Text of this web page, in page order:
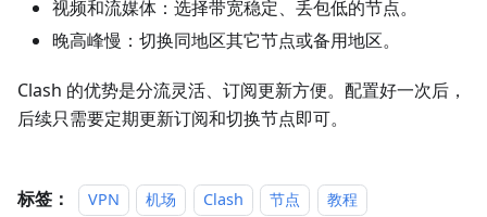
视频和流媒体：选择带宽稳定、丢包低的节点。
晚高峰慢：切换同地区其它节点或备用地区。
Clash 的优势是分流灵活、订阅更新方便。配置好一次后，
后续只需要定期更新订阅和切换节点即可。
标签： VPN 机场 Clash 节点 教程